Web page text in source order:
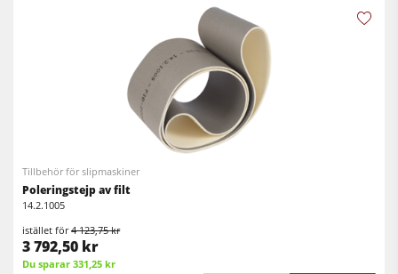
Vägg- och ­plattuppdelningssåg
Värmepressar & vakuumpressar
Renluftsaggregat & utsugsenheter
Matarverk
F4Solutions mjukvara
Tillbehör för slipmaskiner
Poleringstejp av filt
14.2.1005
istället för4 123,75 kr
3 792,50 kr
Du sparar 331,25 kr